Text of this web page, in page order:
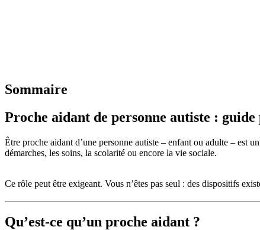
Sommaire
Proche aidant de personne autiste :
Être proche aidant d’une personne autiste – enfant ou adulte – est
démarches, les soins, la scolarité ou encore la vie sociale.
Ce rôle peut être exigeant. Vous n’êtes pas seul : des dispositifs
Qu’est-ce qu’un proche aidant ?